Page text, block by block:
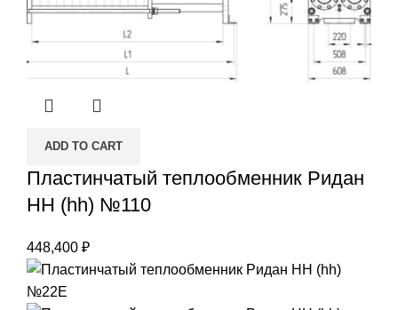
ADD TO CART
Пластинчатый теплообменник Ридан
НН (hh) №110
448,400 ₽